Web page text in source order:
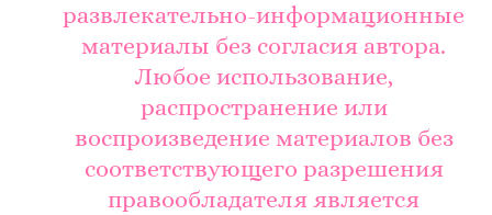
развлекательно-информационные
материалы без согласия автора.
Любое использование,
распространение или
воспроизведение материалов без
соответствующего разрешения
правообладателя является